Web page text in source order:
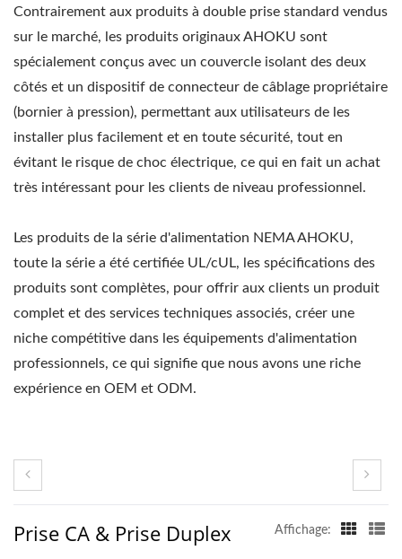
Contrairement aux produits à double prise standard vendus
sur le marché, les produits originaux AHOKU sont
spécialement conçus avec un couvercle isolant des deux
côtés et un dispositif de connecteur de câblage propriétaire
(bornier à pression), permettant aux utilisateurs de les
installer plus facilement et en toute sécurité, tout en
évitant le risque de choc électrique, ce qui en fait un achat
très intéressant pour les clients de niveau professionnel.
Les produits de la série d'alimentation NEMA AHOKU,
toute la série a été certifiée UL/cUL, les spécifications des
produits sont complètes, pour offrir aux clients un produit
complet et des services techniques associés, créer une
niche compétitive dans les équipements d'alimentation
professionnels, ce qui signifie que nous avons une riche
expérience en OEM et ODM.
Prise CA & Prise Duplex Affichage: